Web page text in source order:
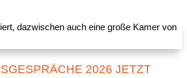
2026 JETZT